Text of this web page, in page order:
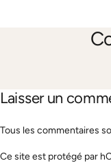
Laisser un
Tous les commentaires
Ce site est protégé par